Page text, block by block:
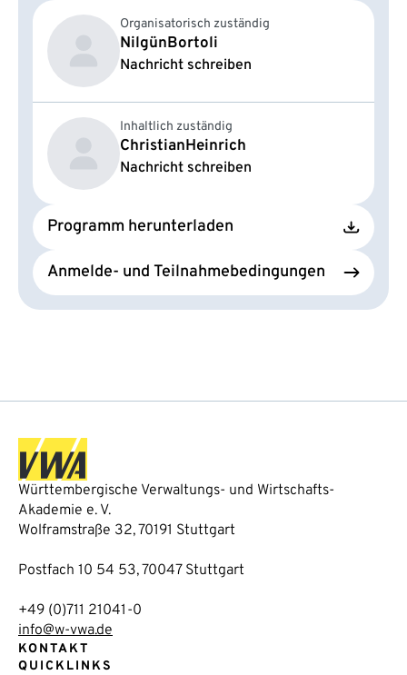
Organisatorisch zuständig
NilgünBortoli
Nachricht schreiben
Inhaltlich zuständig
ChristianHeinrich
Nachricht schreiben
Programm herunterladen
Anmelde- und Teilnahmebedingungen
Württembergische Verwaltungs- und Wirtschafts-
Akademie e. V.
Wolframstraße 32, 70191 Stuttgart
Postfach 10 54 53, 70047 Stuttgart
+49 (0)711 21041-0
info@w-vwa.de
KONTAKT
QUICKLINKS